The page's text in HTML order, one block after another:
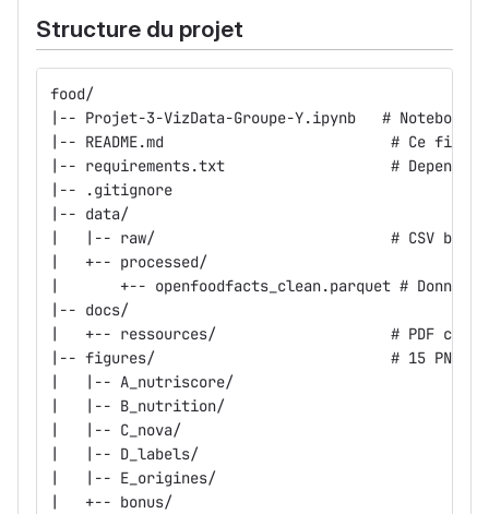
Structure du projet
food/
|-- Projet-3-VizData-Groupe-Y.ipynb   #
|-- README.md                          # Ce
|-- requirements.txt                   #
|-- .gitignore
|-- data/
|   |-- raw/                           # CSV brut
|   +-- processed/
|       +-- openfoodfacts_clean.parquet #
|-- docs/
|   +-- ressources/                    # PDF
|-- figures/                           # 15 PNG
|   |-- A_nutriscore/
|   |-- B_nutrition/
|   |-- C_nova/
|   |-- D_labels/
|   |-- E_origines/
|   +-- bonus/